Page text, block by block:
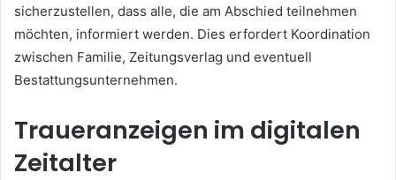
sicherzustellen, dass alle, die am Abschied teilnehmen
möchten, informiert werden. Dies erfordert Koordination
zwischen Familie, Zeitungsverlag und eventuell
Bestattungsunternehmen.
Traueranzeigen im digitalen
Zeitalter